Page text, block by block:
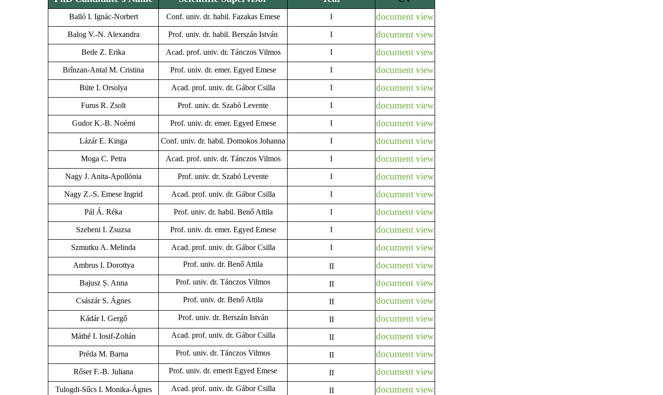
Balló I. Ignác-Norbert Conf. univ. dr. habil. Fazakas Emese I document view
Balog V.-N. Alexandra Prof. univ. dr. habil. Berszán István I document view
Bede Z. Erika Acad. prof. univ. dr. Tánczos Vilmos I document view
Brînzan-Antal M. Cristina Prof. univ. dr. emer. Egyed Emese I document view
Büte I. Orsolya Acad. prof. univ. dr. Gábor Csilla I document view
Furus R. Zsolt Prof. univ. dr. Szabó Levente I document view
Gudor K.-B. Noémi Prof. univ. dr. emer. Egyed Emese I document view
Lázár E. Kinga Conf. univ. dr. habil. Domokos Johanna I document view
Moga C. Petra Acad. prof. univ. dr. Tánczos Vilmos I document view
Nagy J. Anita-Apollónia Prof. univ. dr. Szabó Levente I document view
Nagy Z.-S. Emese Ingrid Acad. prof. univ. dr. Gábor Csilla I document view
Pál Á. Réka Prof. univ. dr. habil. Benő Attila I document view
Szebeni I. Zsuzsa Prof. univ. dr. emer. Egyed Emese I document view
Szmutku A. Melinda Acad. prof. univ. dr. Gábor Csilla I document view
Ambrus I. Dorottya Prof. univ. dr. Benő Attila II document view
Bajusz Ș. Anna Prof. univ. dr. Tánczos Vilmos II document view
Császár S. Ágnes Prof. univ. dr. Benő Attila II document view
Kádár I. Gergő Prof. univ. dr. Berszán István II document view
Máthé I. Iosif-Zoltán Acad. prof. univ. dr. Gábor Csilla II document view
Préda M. Barna Prof. univ. dr. Tánczos Vilmos II document view
Rőser F.-B. Juliana Prof. univ. dr. emerit Egyed Emese II document view
Tulogdi-Sűcs I. Monika-Ágnes Acad. prof. univ. dr. Gábor Csilla II document view